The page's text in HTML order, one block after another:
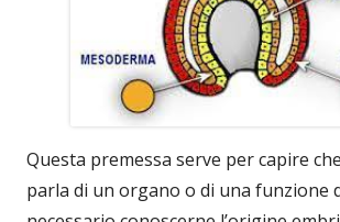
Questa premessa serve per capire
parla di un organo o di una funzione